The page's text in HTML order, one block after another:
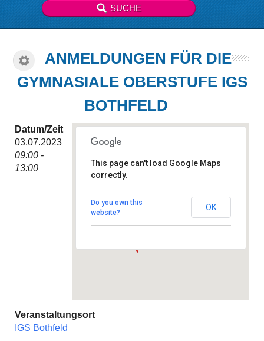
ANMELDUNGEN FÜR DIE
GYMNASIALE OBERSTUFE IGS
BOTHFELD
Hintzehof 9 - Hannover
Veranstaltungen
This page can't load Google Maps
correctly.
Do you own this
website?
OK
Datum/Zeit
03.07.2023
09:00 -
13:00
Veranstaltungsort
IGS Bothfeld